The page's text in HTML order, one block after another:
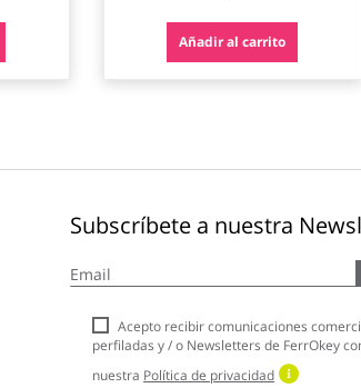
Añadir al carrito
Subscríbete a nuestra
a
boletín
noticias:
Acepto recibir comunicaciones
perfiladas y / o Newsletters de FerrOkey
nuestra Política de privacidad